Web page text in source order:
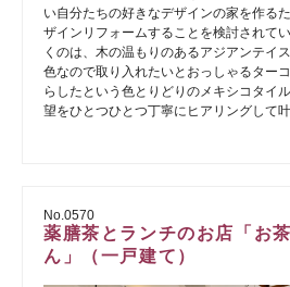
い自分たちの好きなデザインの家を作る
ザインリフォームすることを検討されて
くのは、木の温もりのあるアジアンテイ
色なので取り入れたいとおっしゃるター
らしたという色とりどりのメキシコタイ
望をひとつひとつ丁寧にヒアリングして
No.0570
薬膳茶とランチのお店「お
ん」（一戸建て）